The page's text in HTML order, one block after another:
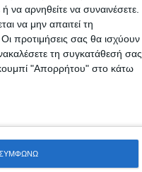
να αρνηθείτε να συναινέσετε.
να μην απαιτεί τη
προτιμήσεις σας θα ισχύουν
τη συγκατάθεσή σας
"Απορρήτου" στο κάτω